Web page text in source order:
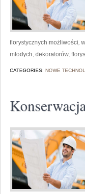
florystycznych możliwości,
młodych, dekoratorów,
CATEGORIES: NOWE